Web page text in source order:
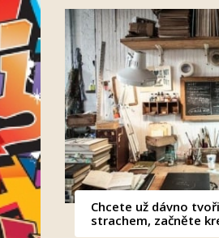
Chcete už dávno
strachem, začněte